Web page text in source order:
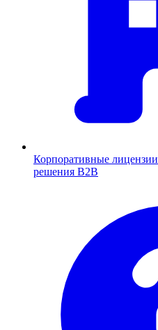
Корпоративные лицензии
решения B2B